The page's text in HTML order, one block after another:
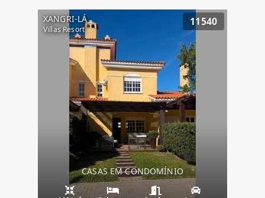
XANGRI-LÁ
Villas Resort
11540
CASAS EM CONDOMÍNIO